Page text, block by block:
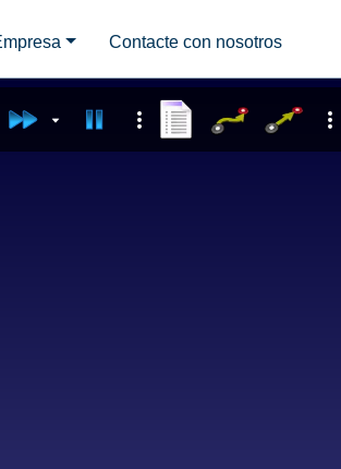
Contacte con nosotros